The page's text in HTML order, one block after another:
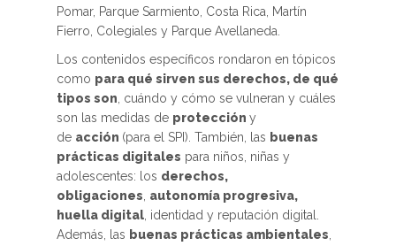
Pomar, Parque Sarmiento, Costa Rica, Martín
Fierro, Colegiales y Parque Avellaneda.
Los contenidos específicos rondaron en tópicos
como para qué sirven sus derechos, de qué
tipos son , cuándo y cómo se vulneran y cuáles
son las medidas de protección y
de acción (para el SPI). También, las buenas
prácticas digitales para niños, niñas y
adolescentes: los derechos,
obligaciones autonomía progresiva,
huella digital , identidad y reputación digital.
Además, las buenas prácticas ambientales